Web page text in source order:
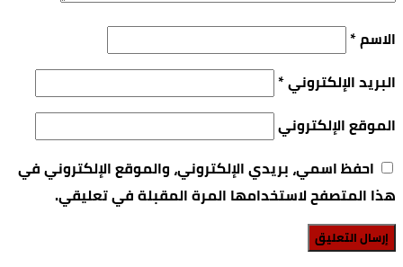
الاسم*
البريد الإلكتروني*
الموقع الإلكتروني
احفظ اسمي، بريدي الإلكتروني، والموقع الإلكتروني في
هذا المتصفح لاستخدامها المرة المقبلة في تعليقي.